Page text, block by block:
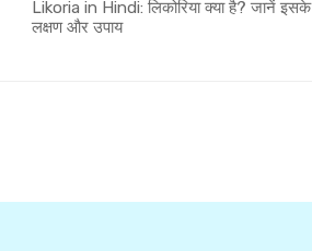
Likoria in Hindi: लिकोरिया क्या है? जानें इसके
लक्षण और उपाय